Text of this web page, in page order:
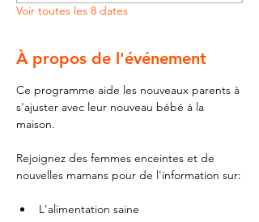
Voir toutes les 8 dates
À propos de l'événement
Ce programme aide les nouveaux parents à
s'ajuster avec leur nouveau bébé à la
maison.
Rejoignez des femmes enceintes et de
nouvelles mamans pour de l'information sur:
L'alimentation saine